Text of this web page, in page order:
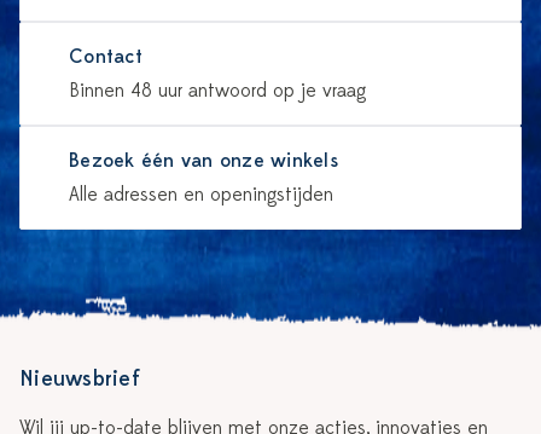
Contact
Binnen 48 uur antwoord op je vraag
Bezoek één van onze winkels
Alle adressen en openingstijden
Nieuwsbrief
Wil jij up-to-date blijven met onze acties, innovaties en